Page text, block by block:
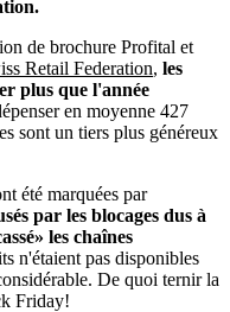
de brochure Profital et
Retail Federation, les
plus que l'année
en moyenne 427
sont un tiers plus généreux
été marquées par
par les blocages dus à
les chaînes
n'étaient pas disponibles
De quoi ternir la
Friday!